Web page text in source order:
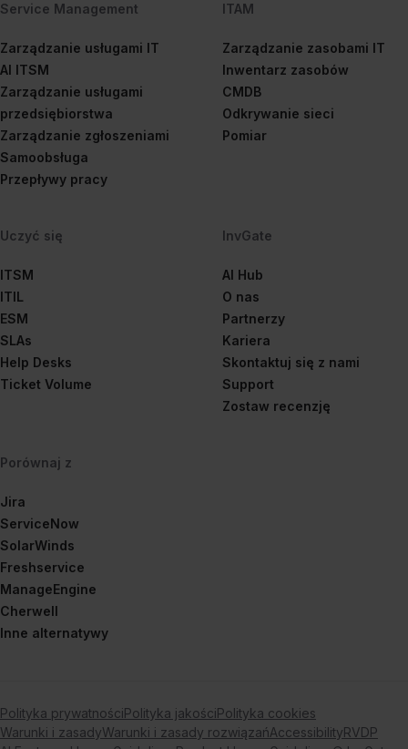
Service Management
Zarządzanie usługami IT
AI ITSM
Zarządzanie usługami
przedsiębiorstwa
Zarządzanie zgłoszeniami
Samoobsługa
Przepływy pracy
ITAM
Zarządzanie zasobami IT
Inwentarz zasobów
CMDB
Odkrywanie sieci
Pomiar
Uczyć się
ITSM
ITIL
ESM
SLAs
Help Desks
Ticket Volume
InvGate
AI Hub
O nas
Partnerzy
Kariera
Skontaktuj się z nami
Support
Zostaw recenzję
Porównaj z
Jira
ServiceNow
SolarWinds
Freshservice
ManageEngine
Cherwell
Inne alternatywy
Polityka prywatnościPolityka jakościPolityka cookies
Warunki i zasadyWarunki i zasady rozwiązańAccessibilityRVDP